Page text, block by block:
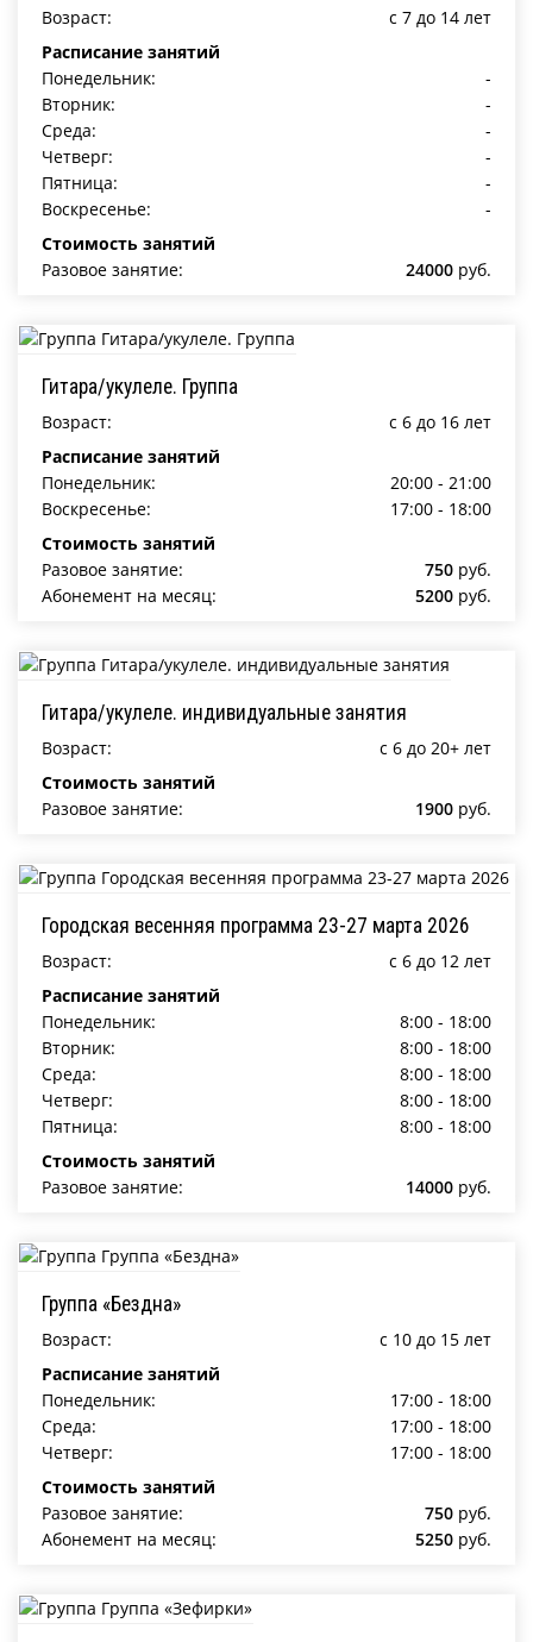
Возраст:
c 7 до 14 лет
Расписание занятий
Понедельник:
-
Вторник:
-
Среда:
-
Четверг:
-
Пятница:
-
Воскресенье:
-
Стоимость занятий
Разовое занятие:
24000 руб.
Гитара/укулеле. Группа
Возраст:
c 6 до 16 лет
Расписание занятий
Понедельник:
20:00 - 21:00
Воскресенье:
17:00 - 18:00
Стоимость занятий
Разовое занятие:
750 руб.
Абонемент на месяц:
5200 руб.
Гитара/укулеле. индивидуальные занятия
Возраст:
c 6 до 20+ лет
Стоимость занятий
Разовое занятие:
1900 руб.
Городская весенняя программа 23-27 марта 2026
Возраст:
c 6 до 12 лет
Расписание занятий
Понедельник:
8:00 - 18:00
Вторник:
8:00 - 18:00
Среда:
8:00 - 18:00
Четверг:
8:00 - 18:00
Пятница:
8:00 - 18:00
Стоимость занятий
Разовое занятие:
14000 руб.
Группа «Бездна»
Возраст:
c 10 до 15 лет
Расписание занятий
Понедельник:
17:00 - 18:00
Среда:
17:00 - 18:00
Четверг:
17:00 - 18:00
Стоимость занятий
Разовое занятие:
750 руб.
Абонемент на месяц:
5250 руб.